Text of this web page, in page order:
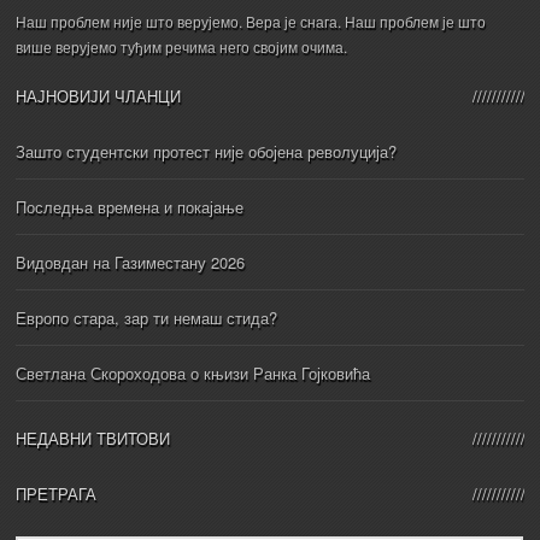
Наш проблем није што верујемо. Вера је снага. Наш проблем је што
више верујемо туђим речима него својим очима.
НАЈНОВИЈИ ЧЛАНЦИ
Зашто студентски протест није обојена револуција?
Последња времена и покајање
Видовдан на Газиместану 2026
Европо стара, зар ти немаш стида?
Светлана Скороходова о књизи Ранка Гојковића
НЕДАВНИ ТВИТОВИ
ПРЕТРАГА